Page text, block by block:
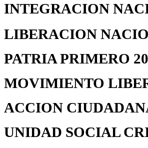
INTEGRACION
LIBERACION
PATRIA PRIMERO
MOVIMIENTO
ACCION
UNIDAD SOCIAL